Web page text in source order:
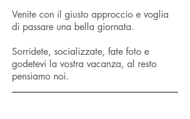
Venite con il giusto approccio e voglia
di passare una bella giornata.
Sorridete, socializzate, fate foto e
godetevi la vostra vacanza, al resto
pensiamo noi.